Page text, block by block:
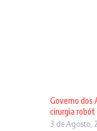
Governo dos
cirurgia robót
3 de Agosto,